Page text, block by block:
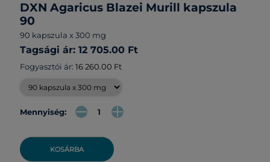
DXN Agaricus Blazei Murill kapszula
90
90 kapszula x 300 mg
Tagsági ár: 12 705.00 Ft
Fogyasztói ár: 16 260.00 Ft
Mennyiség:
KOSÁRBA